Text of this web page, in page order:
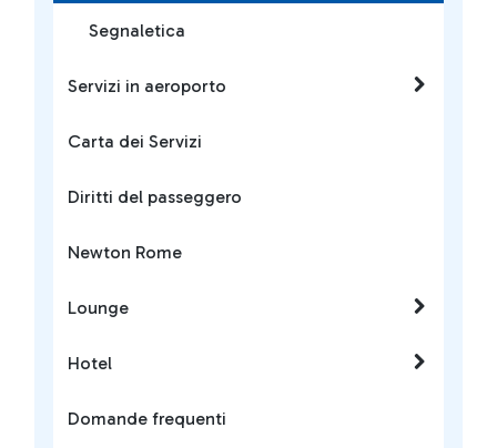
Segnaletica
Servizi in aeroporto
Carta dei Servizi
Diritti del passeggero
Newton Rome
Lounge
Hotel
Domande frequenti